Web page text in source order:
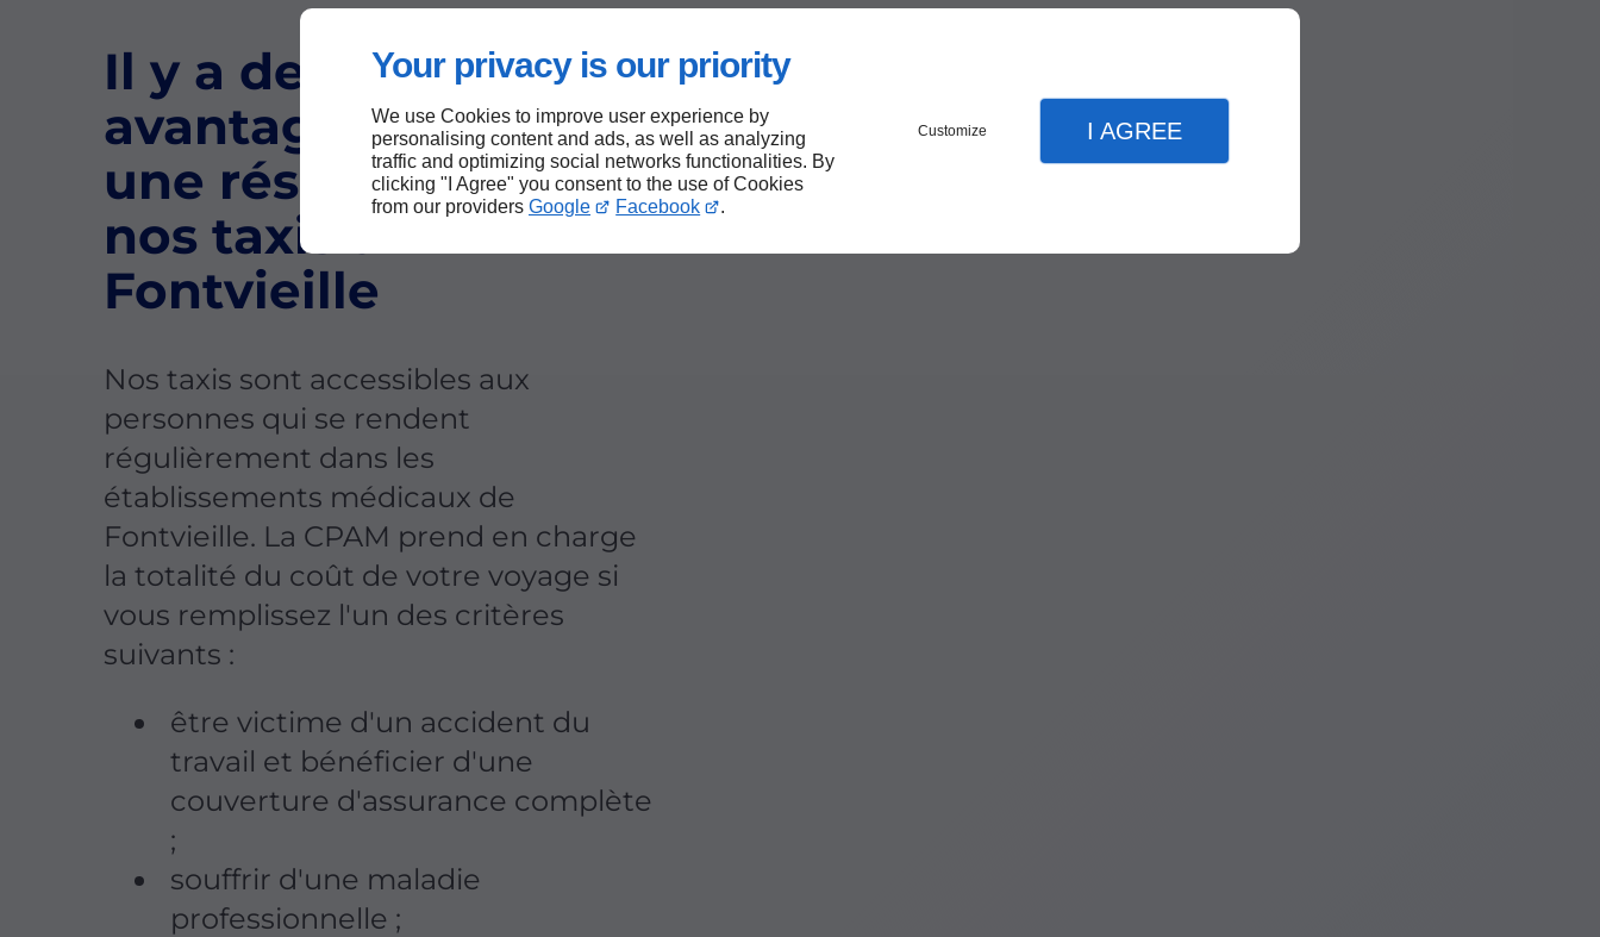
Your privacy is our priority
We use Cookies to improve user experience by
personalising content and ads, as well as analyzing
traffic and optimizing social networks functionalities. By
clicking "I Agree" you consent to the use of Cookies
from our providers Google Facebook .
Customize I AGREE
Il y a de nombreux
avantages à faire
une réservation pour
nos taxis à
Fontvieille
Nos taxis sont accessibles aux
personnes qui se rendent
régulièrement dans les
établissements médicaux de
Fontvieille. La CPAM prend en charge
la totalité du coût de votre voyage si
vous remplissez l'un des critères
suivants :
être victime d'un accident du
travail et bénéficier d'une
couverture d'assurance complète
;
souffrir d'une maladie
professionnelle ;